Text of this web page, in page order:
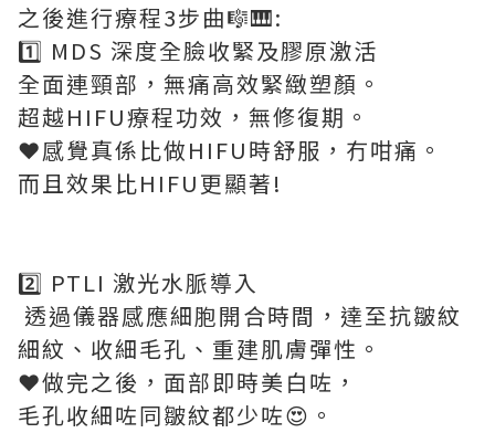
之後進行療程3步曲🎼🎹:
1️⃣ MDS 深度全臉收緊及膠原激活
全面連頸部，無痛高效緊緻塑顏。
超越HIFU療程功效，無修復期。
❤️感覺真係比做HIFU時舒服，冇咁痛。
而且效果比HIFU更顯著!
2️⃣ PTLI 激光水脈導入
透過儀器感應細胞開合時間，達至抗皺紋
細紋、收細毛孔、重建肌膚彈性。
❤️做完之後，面部即時美白咗，
毛孔收細咗同皺紋都少咗😍。